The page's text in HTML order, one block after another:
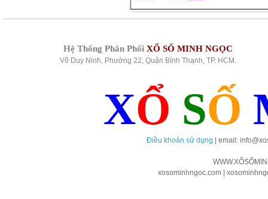
Hệ Thống Phân Phối XỔ SỐ MINH NGỌC
Võ Duy Ninh, Phường 22, Quận Bình Thạnh, TP. HCM.
XỔ SỐ
Điều khoản sử dụng | email:
xosominhngoc.com |